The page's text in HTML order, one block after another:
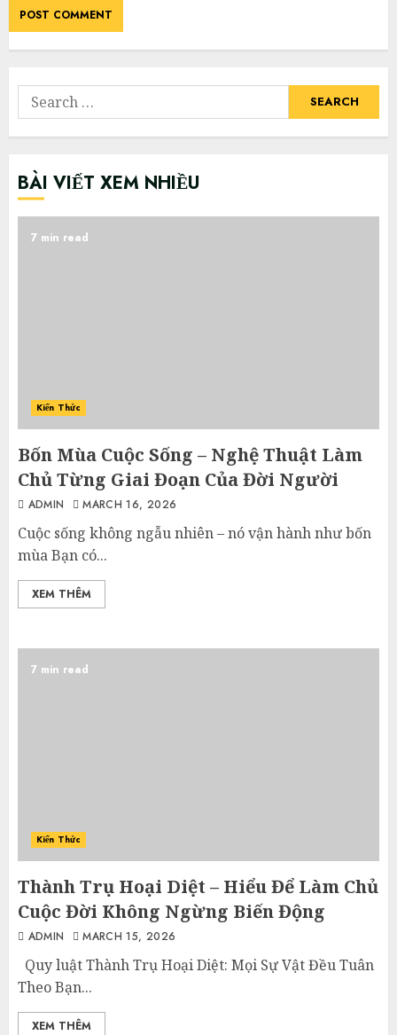
Search
for:
BÀI VIẾT XEM NHIỀU
7 min read
Kiến Thức
Bốn Mùa Cuộc Sống – Nghệ Thuật Làm
Chủ Từng Giai Đoạn Của Đời Người
ADMIN MARCH 16, 2026
Cuộc sống không ngẫu nhiên – nó vận hành như bốn
mùa Bạn có...
XEM THÊM
7 min read
Kiến Thức
Thành Trụ Hoại Diệt – Hiểu Để Làm Chủ
Cuộc Đời Không Ngừng Biến Động
ADMIN MARCH 15, 2026
Quy luật Thành Trụ Hoại Diệt: Mọi Sự Vật Đều Tuân
Theo Bạn...
XEM THÊM